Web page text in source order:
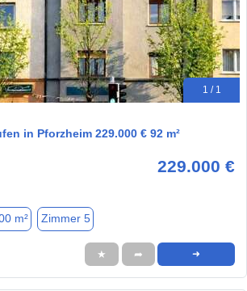
1 / 1
in Pforzheim 229.000 € 92 m²
229.000 €
m² Zimmer 5
★ ➦ ➜